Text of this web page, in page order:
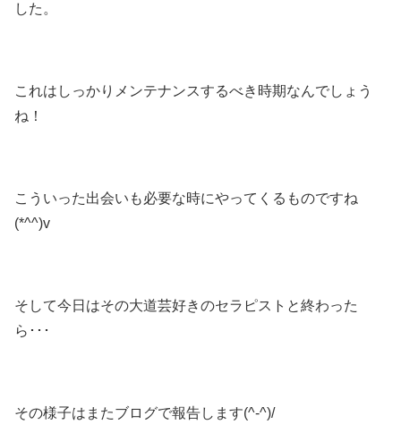
した。
これはしっかりメンテナンスするべき時期なんでしょう
ね！
こういった出会いも必要な時にやってくるものですね
(*^^)v
そして今日はその大道芸好きのセラピストと終わった
ら･･･
その様子はまたブログで報告します(^-^)/